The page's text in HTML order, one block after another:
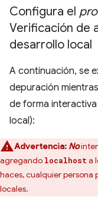
Configura el
Verificación de
desarrollo local
A continuación, se
depuración
de forma
local):
Advertencia: No
agregando localhost a
haces, cualquier persona
locales.